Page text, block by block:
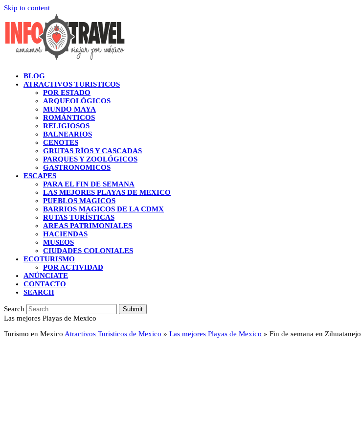
Skip to content
BLOG
ATRACTIVOS TURISTICOS
POR ESTADO
ARQUEOLÓGICOS
MUNDO MAYA
ROMÁNTICOS
RELIGIOSOS
BALNEARIOS
CENOTES
GRUTAS RÍOS Y CASCADAS
PARQUES Y ZOOLÓGICOS
GASTRONOMICOS
ESCAPES
PARA EL FIN DE SEMANA
LAS MEJORES PLAYAS DE MEXICO
PUEBLOS MAGICOS
BARRIOS MAGICOS DE LA CDMX
RUTAS TURÍSTICAS
AREAS PATRIMONIALES
HACIENDAS
MUSEOS
CIUDADES COLONIALES
ECOTURISMO
POR ACTIVIDAD
ANÚNCIATE
CONTACTO
SEARCH
Search Submit
Las mejores Playas de Mexico
Turismo en Mexico Atractivos Turisticos de Mexico » Las mejores Playas de Mexico » Fin de semana en Zihuatanejo